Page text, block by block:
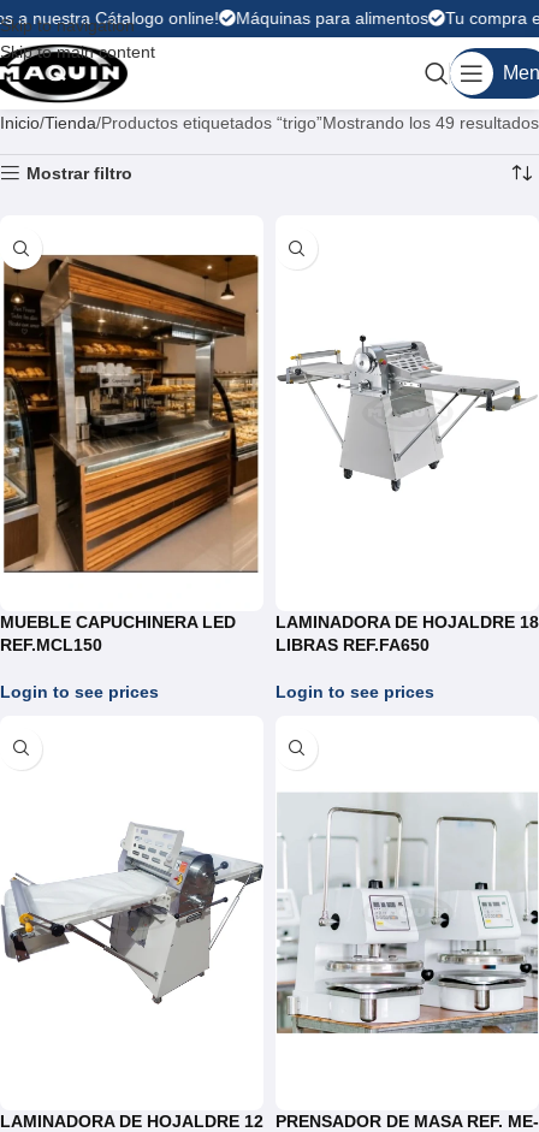
Skip to navigation
Skip to main content
nuestra Cátalogo online! Máquinas para alimentos Tu compra es
Inicio Tienda Productos etiquetados “trigo”Mostrando los 49 resultados
Mostrar filtro
MUEBLE CAPUCHINERA LED
REF.MCL150
Login to see prices
LAMINADORA DE HOJALDRE 18
LIBRAS REF.FA650
Login to see prices
LAMINADORA DE HOJALDRE 12
PRENSADOR DE MASA REF. ME-